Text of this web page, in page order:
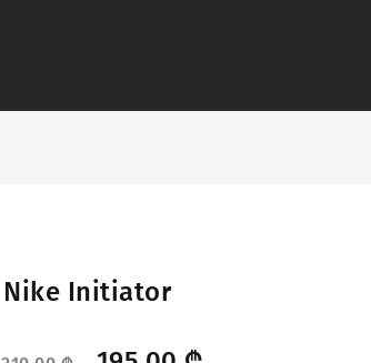
Nike Initiator